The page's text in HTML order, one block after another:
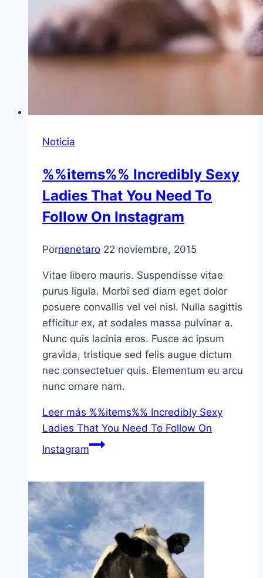
Noticia
%%items%% Incredibly Sexy
Ladies That You Need To
Follow On Instagram
Pornenetaro 22 noviembre, 2015
Vitae libero mauris. Suspendisse vitae
purus ligula. Morbi sed diam eget dolor
posuere convallis vel vel nisl. Nulla sagittis
efficitur ex, at sodales massa pulvinar a.
Nunc quis lacinia eros. Fusce ac ipsum
gravida, tristique sed felis augue dictum
nec consectetuer quis. Elementum eu arcu
nunc ornare nam.
Leer más %%items%% Incredibly Sexy
Ladies That You Need To Follow On
Instagram